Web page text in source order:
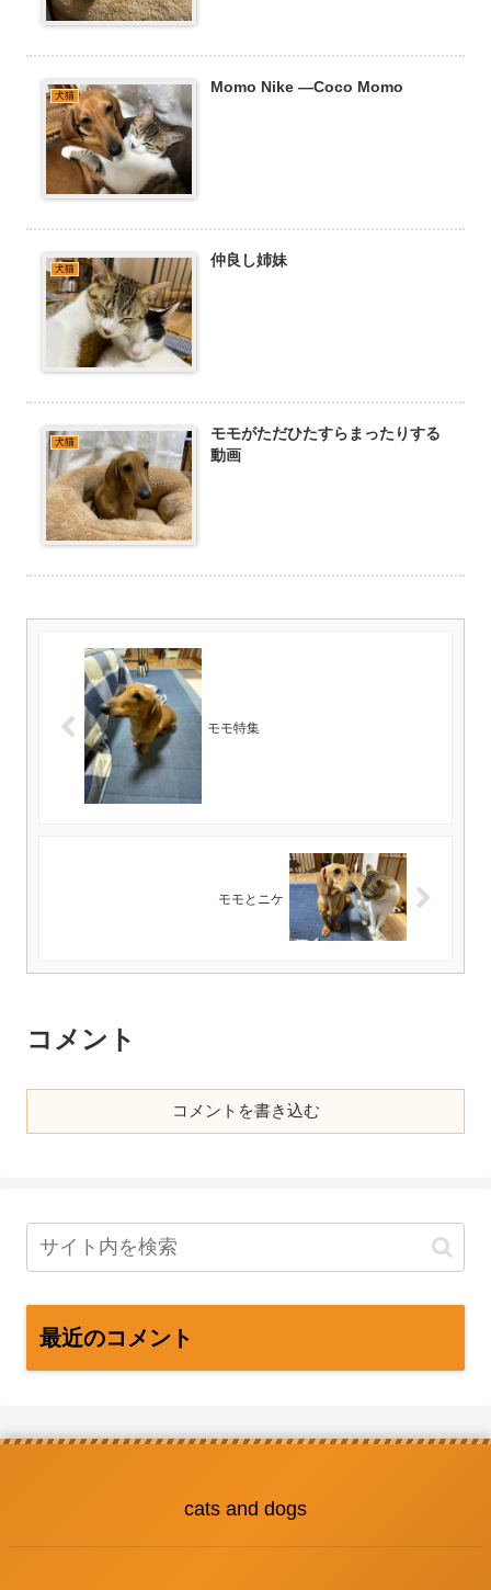
犬猫 Momo Nike —Coco Momo
犬猫 仲良し姉妹
犬猫
モモがただひたすらまったりする
動画
モモ特集
モモとニケ
コメント
コメントを書き込む
最近のコメント
cats and dogs